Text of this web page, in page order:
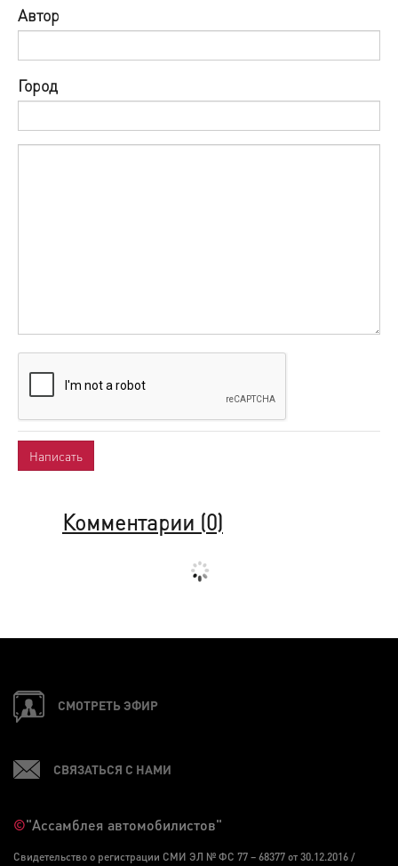
Автор
Город
Комментарии (0)
СМОТРЕТЬ ЭФИР
СВЯЗАТЬСЯ С НАМИ
©"Ассамблея автомобилистов"
Свидетельство о регистрации СМИ ЭЛ № ФС 77 – 68377 от 30.12.2016 /